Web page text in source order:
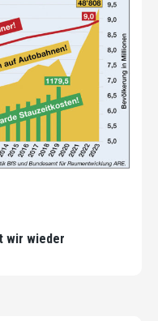
wir wieder